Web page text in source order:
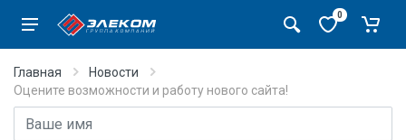
0
Главная
Новости
Оцените возможности и работу нового сайта!
Имя
E-mail адрес